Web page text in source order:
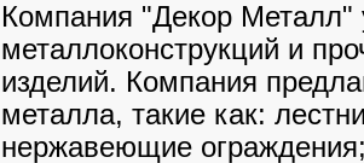
Компания "Декор Металл"
металлоконструкций и
изделий. Компания
металла, такие как:
нержавеющие